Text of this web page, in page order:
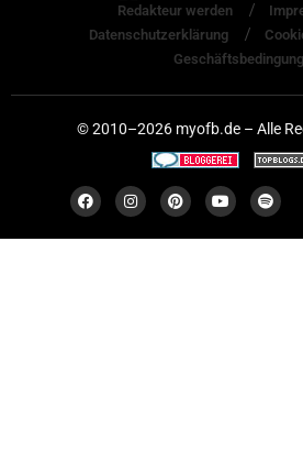
Redakteur werden
Datenschutzerklärung
© 2010–2026 myofb.de – Alle